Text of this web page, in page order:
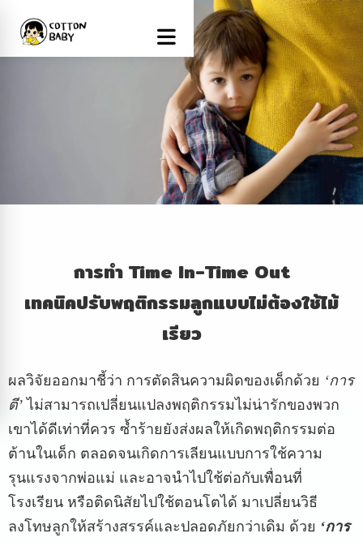
การทำ Time In-Time Out
เทคนิคปรับพฤติกรรมลูกแบบไม่ต้องใช้ไม้
เรียว
ผลวิจัยออกมาชี้ว่า การตัดสินความผิดของเด็กด้วย ‘การ
ตี’ ไม่สามารถเปลี่ยนแปลงพฤติกรรมไม่น่ารักของพวก
เขาได้ดีเท่าที่ควร ซ้ำร้ายยังส่งผลให้เกิดพฤติกรรมต่อ
ต้านในเด็ก ตลอดจนเกิดการเลียนแบบการใช้ความ
รุนแรงจากพ่อแม่ และอาจนำไปใช้ต่อกับเพื่อนที่
โรงเรียน หรือติดนิสัยไปใช้ตอนโตได้ มาเปลี่ยนวิธี
ลงโทษลูกให้สร้างสรรค์และปลอดภัยกว่าเดิม ด้วย ‘การ